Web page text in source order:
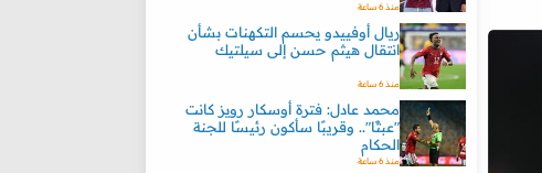
منذ 6 ساعة
ريال أوفييدو يحسم التكهنات بشأن
انتقال هيثم حسن إلى سيلتيك
منذ 6 ساعة
محمد عادل: فترة أوسكار رويز كانت
"عبثًا".. وقريبًا سأكون رئيسًا للجنة
الحكام
منذ 6 ساعة